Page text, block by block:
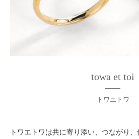
towa et toi
トワエトワ
トワエトワは共に寄り添い、つながり